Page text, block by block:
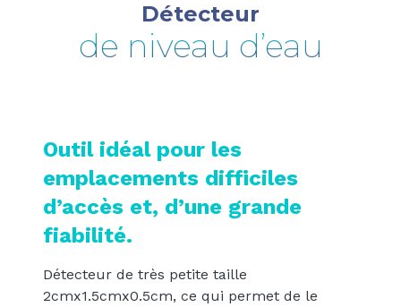
Détecteur
de niveau d’eau
Outil idéal pour les
emplacements difficiles
d’accès et, d’une grande
fiabilité.
Détecteur de très petite taille
2cmx1.5cmx0.5cm, ce qui permet de le